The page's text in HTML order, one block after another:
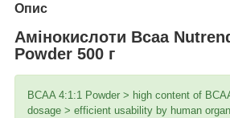
Опис
Амінокислоти Bcaa
Powder 500 г
BCAA 4:1:1 Powder > high content of
dosage > efficient usability by human